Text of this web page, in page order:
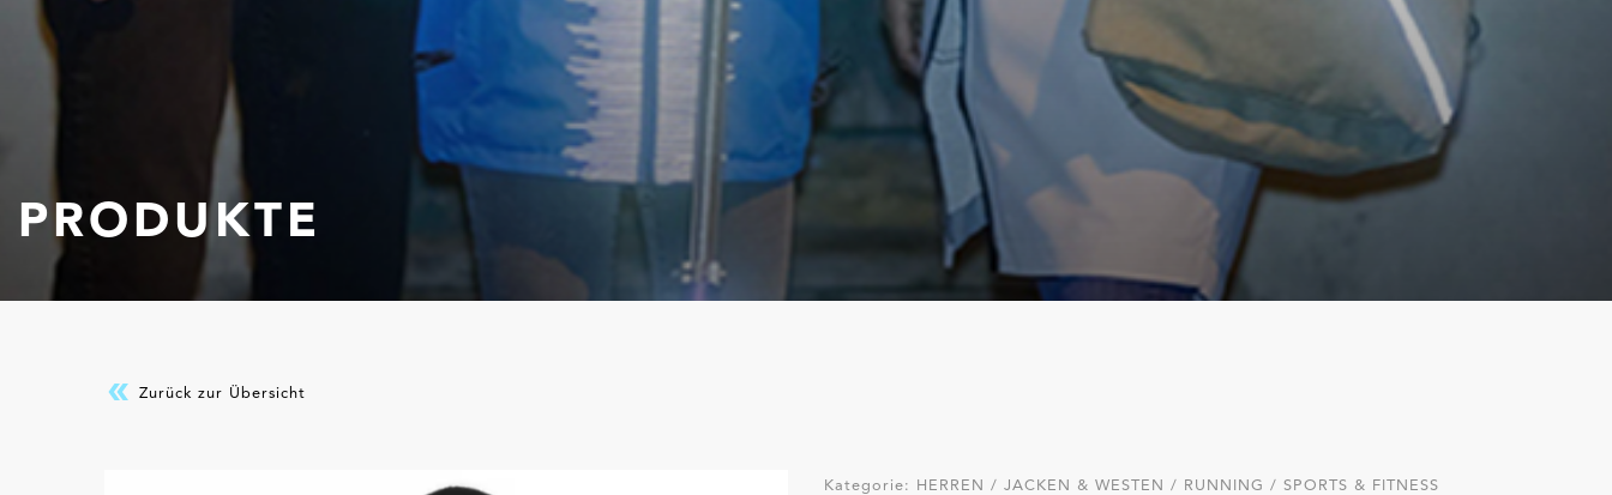
PRODUKTE
Zurück zur Übersicht
Kategorie: HERREN / JACKEN & WESTEN / RUNNING / SPORTS & FITNESS